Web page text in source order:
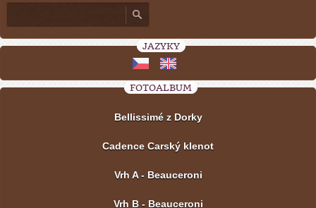
JAZYKY
FOTOALBUM
Bellissimé z Dorky
Cadence Carský klenot
Vrh A - Beauceroni
Vrh B - Beauceroni